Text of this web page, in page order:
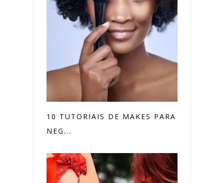
10 TUTORIAIS DE MAKES PARA PELE
NEG...